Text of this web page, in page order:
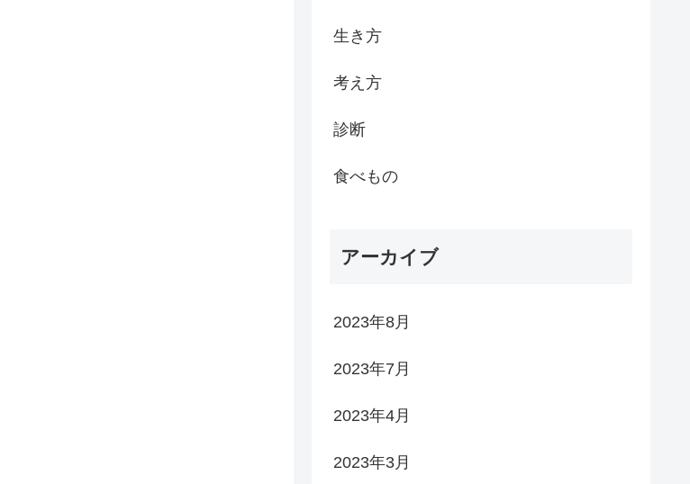
生き方
考え方
診断
食べもの
アーカイブ
2023年8月
2023年7月
2023年4月
2023年3月